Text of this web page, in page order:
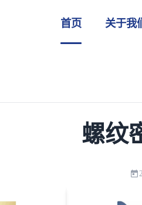
首页 关于我
螺纹